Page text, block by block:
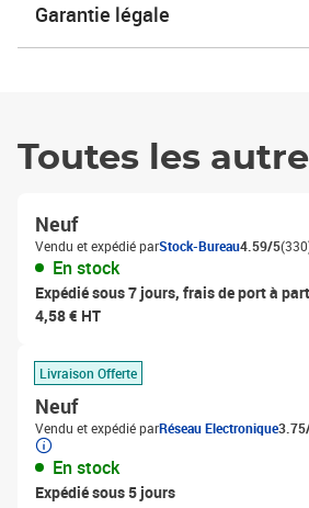
Garantie légale
Toutes les
Neuf
Vendu et expédié parStock-Bureau4.59/5
En stock
Expédié sous 7 jours, frais de port à
4,58 € HT
Livraison Offerte
Neuf
Vendu et expédié parRéseau Electronique
En stock
Expédié sous 5 jours